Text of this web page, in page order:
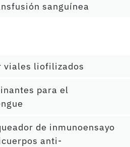
sanguínea
viales liofilizados
para el
de inmunoensayo
anti-